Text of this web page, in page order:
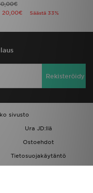
20,00€ Säästä 33%
Rekisteröidy
sivusto
Ura JD:llä
Ostoehdot
Tietosuojakäytäntö